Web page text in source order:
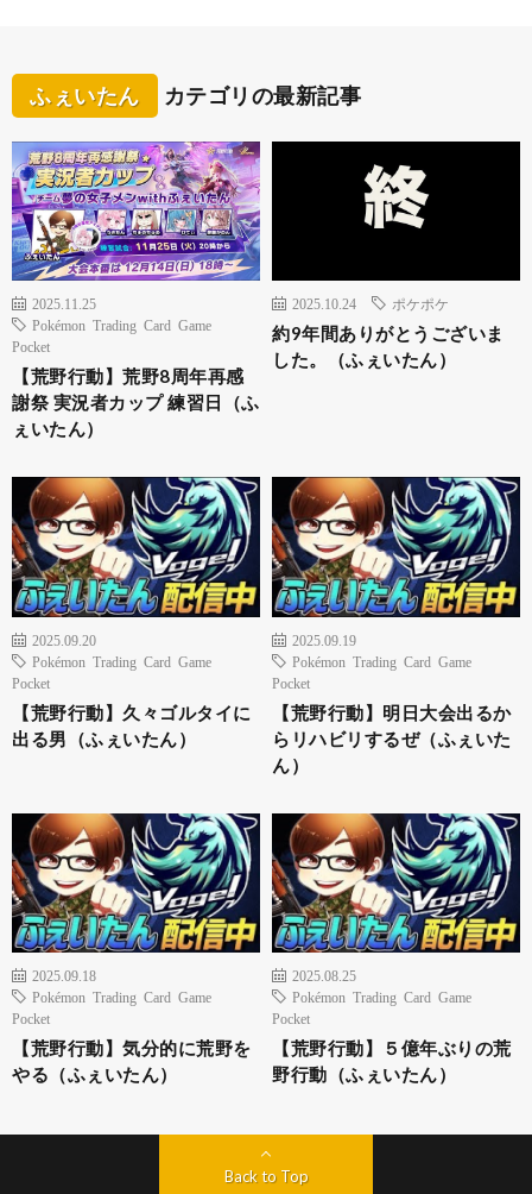
ふぇいたん カテゴリの最新記事
2025.11.25
Pokémon Trading Card Game
Pocket
【荒野行動】荒野8周年再感
謝祭 実況者カップ 練習日（ふ
ぇいたん）
2025.10.24 ポケポケ
約9年間ありがとうございま
した。（ふぇいたん）
2025.09.20
Pokémon Trading Card Game
Pocket
【荒野行動】久々ゴルタイに
出る男（ふぇいたん）
2025.09.19
Pokémon Trading Card Game
Pocket
【荒野行動】明日大会出るか
らリハビリするぜ（ふぇいた
ん）
2025.09.18
Pokémon Trading Card Game
Pocket
【荒野行動】気分的に荒野を
やる（ふぇいたん）
2025.08.25
Pokémon Trading Card Game
Pocket
【荒野行動】５億年ぶりの荒
野行動（ふぇいたん）
Back to Top